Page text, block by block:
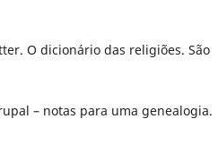
O dicionário das religiões. São
– notas para uma genealogia.